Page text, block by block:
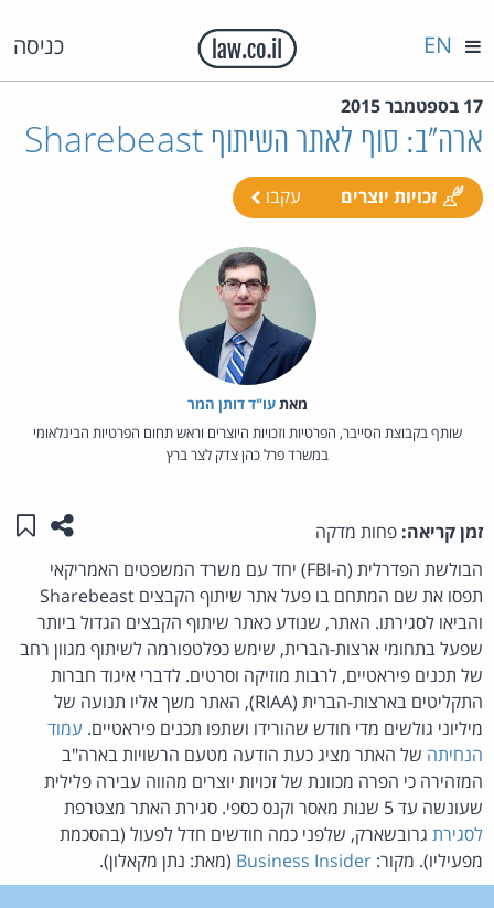
כניסה EN
17 בספטמבר 2015
ארה"ב: סוף לאתר השיתוף Sharebeast
זכויות יוצרים עקבו
מאת‏עו"ד דותן המר
שותף בקבוצת הסייבר, הפרטיות וזכויות היוצרים וראש תחום הפרטיות הבינלאומי
במשרד פרל כהן צדק לצר ברץ
זמן קריאה: פחות מדקה שתפו
הבולשת הפדרלית (ה-FBI) יחד עם משרד המשפטים האמריקאי
תפסו את שם המתחם בו פעל אתר שיתוף הקבצים Sharebeast
והביאו לסגירתו. האתר, שנודע כאתר שיתוף הקבצים הגדול ביותר
שפעל בתחומי ארצות-הברית, שימש כפלטפורמה לשיתוף מגוון רחב
של תכנים פיראטיים, לרבות מוזיקה וסרטים. לדברי איגוד חברות
התקליטים בארצות-הברית (RIAA), האתר משך אליו תנועה של
מיליוני גולשים מדי חודש שהורידו ושתפו תכנים פיראטיים. עמוד
הנחיתה של האתר מציג כעת הודעה מטעם הרשויות בארה"ב
המזהירה כי הפרה מכוונת של זכויות יוצרים מהווה עבירה פלילית
שעונשה עד 5 שנות מאסר וקנס כספי. סגירת האתר מצטרפת
לסגירת גרובשארק, שלפני כמה חודשים חדל לפעול (בהסכמת
מפעיליו). מקור: Business Insider (מאת: נתן מקאלון).